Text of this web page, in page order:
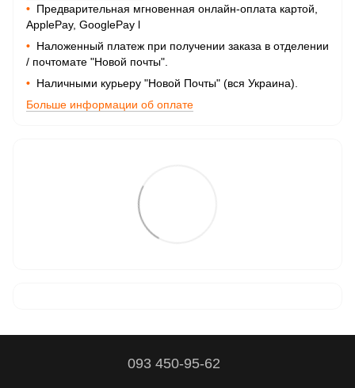
• Предварительная мгновенная онлайн-оплата картой,
ApplePay, GooglePay l
• Наложенный платеж при получении заказа в отделении
/ почтомате "Новой почты".
• Наличными курьеру "Новой Почты" (вся Украина).
Больше информации об оплате
093 450-95-62